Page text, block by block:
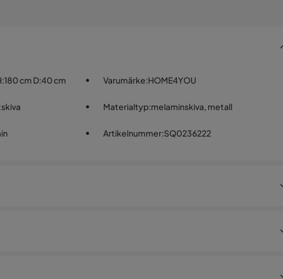
cm D:40 cm Varumärke:HOME4YOU
Materialtyp:melaminskiva, metall
Artikelnummer:SQ0236222
svart pulverlackering. Under det översta hyllplanet finns en stång för att